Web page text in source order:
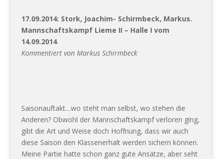
17.09.2014: Stork, Joachim- Schirmbeck, Markus.
Mannschaftskampf Lieme II – Halle I vom
14.09.2014
Kommentiert von Markus Schirmbeck
Saisonauftakt…wo steht man selbst, wo stehen die
Anderen? Obwohl der Mannschaftskampf verloren ging,
gibt die Art und Weise doch Hoffnung, dass wir auch
diese Saison den Klassenerhalt werden sichern können.
Meine Partie hatte schon ganz gute Ansätze, aber seht